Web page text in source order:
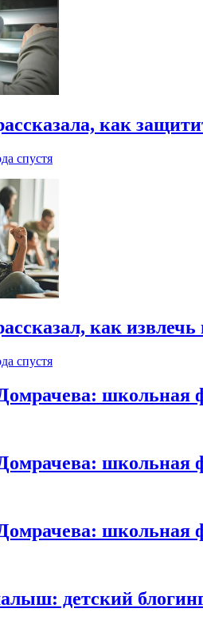
как
спустя
как
спустя
школьная
школьная
школьная
детский